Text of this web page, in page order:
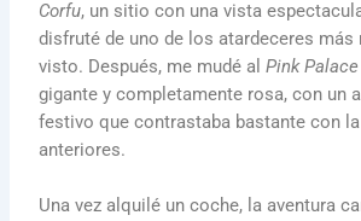
Corfu, un sitio con una vista
disfruté de uno de los atardeceres más
visto. Después, me mudé alPink
gigante y completamente rosa, con un
festivo que contrastaba bastante con
anteriores.
Una vez alquilé un coche, la aventura